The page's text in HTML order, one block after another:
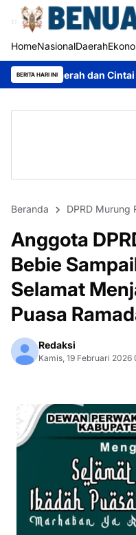
HomeNasionalDaerah
BERITA HARI INI
dan Cintai Produk Lokal
Beranda DPRD Murung
Anggota
Bebie
Selamat
Puasa
Redaksi
Kamis, 19 Februari 2026